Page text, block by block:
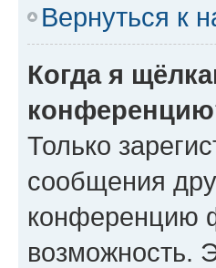
Вернуться к
Когда я
Только
сообщения
конференцию
возможность.